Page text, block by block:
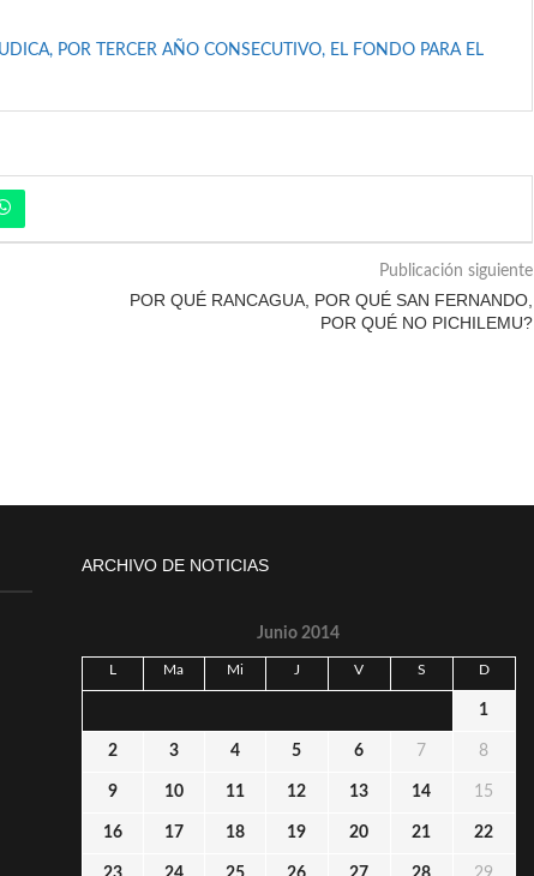
POR TERCER AÑO CONSECUTIVO, EL FONDO PARA EL
Publicación siguiente
POR QUÉ RANCAGUA, POR QUÉ SAN FERNANDO,
POR QUÉ NO PICHILEMU?
ARCHIVO DE NOTICIAS
Junio 2014
L Ma Mi J V S D
1
2 3 4 5 6 7 8
9 10 11 12 13 14 15
16 17 18 19 20 21 22